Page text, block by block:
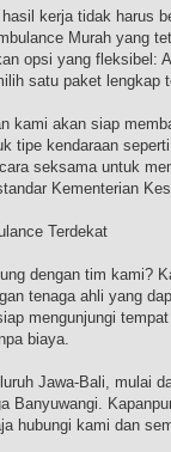
kerja tidak harus
Murah yang
opsi yang fleksibel:
satu paket lengkap
kami akan siap
tipe kendaraan
seksama untuk
Kementerian
Terdekat
dengan tim kami?
tenaga ahli yang
mengunjungi
biaya.
Jawa-Bali, mulai
Banyuwangi.
hubungi kami dan